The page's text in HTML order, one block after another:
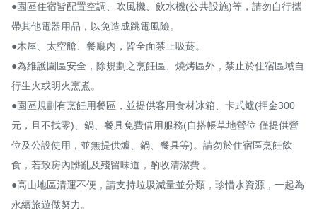
●園區住宿皆配置空調、吹風機、飲水機(公共設施)等，請勿自行攜
帶其他電器用品，以免造成跳電風險。
●木屋、太空艙、餐廳內，皆全面禁止吸菸。
●為維護園區安全，除規劃之烹飪區、燒烤區外，禁止於住宿區域自
行生火或明火烹煮。
●園區規劃有烹飪用餐區，並提供客用食材冰箱、卡式爐(押金300
元，且不找零)、鍋、餐具免費借用服務(自搭帳草地營位 僅提供營
位及公設使用，並無提供爐、鍋、餐具等)。請勿於住宿區烹飪飲
食，若致房內髒亂及殘留味道，酌收清潔費 。
●高山地區清運不便，請支持垃圾減量並分類，珍惜水資源，一起為
永續旅遊做努力。